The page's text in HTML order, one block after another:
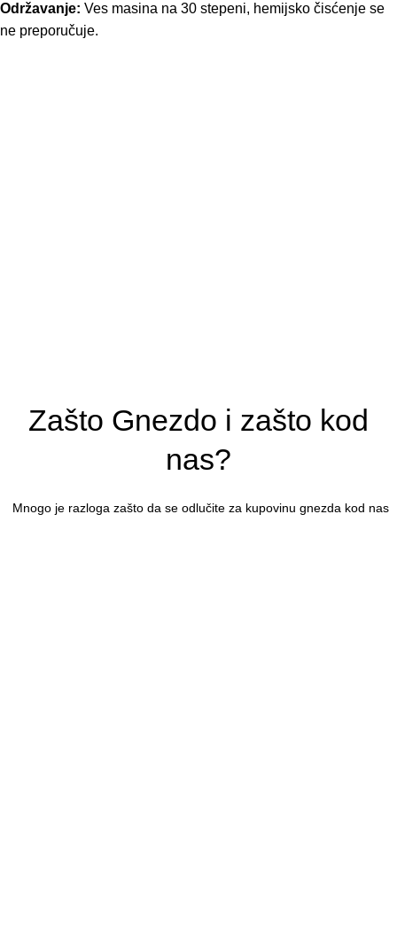
Održavanje: Ves masina na 30 stepeni, hemijsko čisćenje se
ne preporučuje.
Zašto Gnezdo i zašto kod
nas?
Mnogo je razloga zašto da se odlučite za kupovinu gnezda kod nas